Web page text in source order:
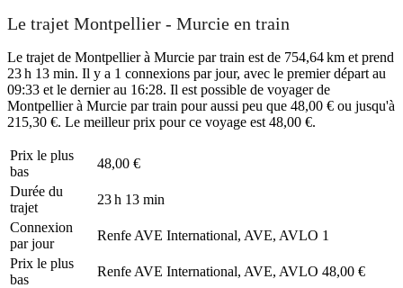
Le trajet Montpellier - Murcie en train
Le trajet de Montpellier à Murcie par train est de 754,64 km et prend
23 h 13 min. Il y a 1 connexions par jour, avec le premier départ au
09:33 et le dernier au 16:28. Il est possible de voyager de
Montpellier à Murcie par train pour aussi peu que 48,00 € ou jusqu'à
215,30 €. Le meilleur prix pour ce voyage est 48,00 €.
Prix ​​le plus
bas
48,00 €
Durée du
trajet
23 h 13 min
Connexion
par jour
Renfe AVE International, AVE, AVLO 1
Prix ​​le plus
bas
Renfe AVE International, AVE, AVLO 48,00 €